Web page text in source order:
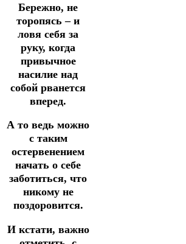
Бережно, не
торопясь – и
ловя себя за
руку, когда
привычное
насилие над
собой рванется
вперед.
А то ведь можно
с таким
остервенением
начать о себе
заботиться, что
никому не
поздоровится.
И кстати, важно